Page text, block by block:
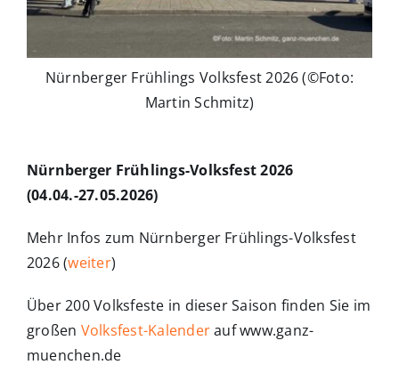
Nürnberger Frühlings Volksfest 2026 (©Foto:
Martin Schmitz)
Nürnberger Frühlings-Volksfest 2026
(04.04.-27.05.2026)
Mehr Infos zum Nürnberger Frühlings-Volksfest
2026 (weiter)
Über 200 Volksfeste in dieser Saison finden Sie im
großen Volksfest-Kalenderauf www.ganz-
muenchen.de